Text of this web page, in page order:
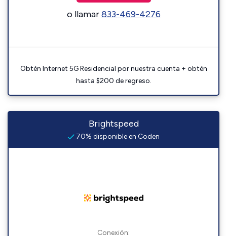
o llamar833-469-4276
Obtén Internet 5G Residencial por nuestra cuenta + obtén
hasta $200 de regreso.
Brightspeed
70% disponible en Coden
Conexión: